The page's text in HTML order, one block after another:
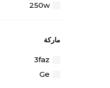
250w
ماركة
3faz
Ge